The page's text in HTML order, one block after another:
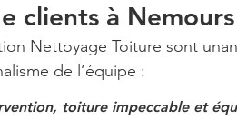
clients à
Nettoyage Toiture sont
de l’équipe :
toiture impeccable et